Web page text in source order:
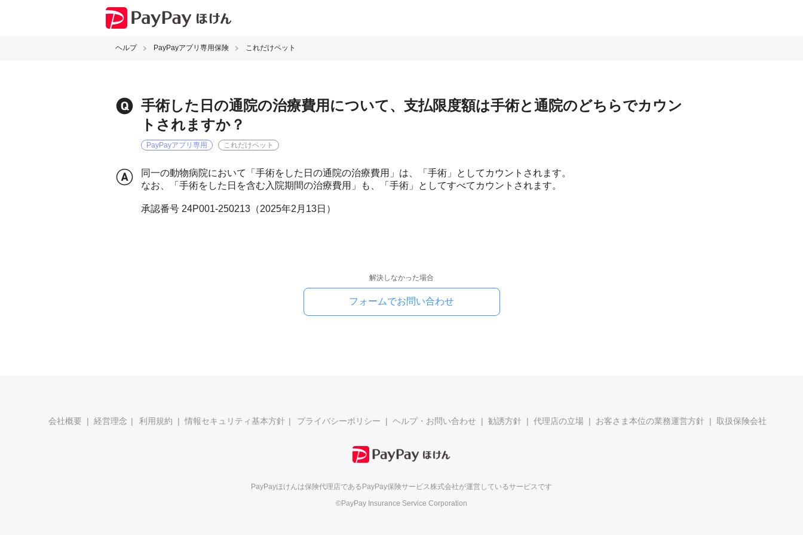
ヘルプ PayPayアプリ専用保険 これだけペット
手術した日の通院の治療費用について、支払限度額は手術と通院のどちらでカウン
トされますか？
PayPayアプリ専用 これだけペット
同一の動物病院において「手術をした日の通院の治療費用」は、「手術」としてカウントされます。
なお、「手術をした日を含む入院期間の治療費用」も、「手術」としてすべてカウントされます。
承認番号 24P001-250213（2025年2月13日）
解決しなかった場合
フォームでお問い合わせ
会社概要 経営理念 利用規約 情報セキュリティ基本方針 プライバシーポリシー ヘルプ・お問い合わせ 勧誘方針 代理店の立場 お客さま本位の業務運営方針 取扱保険会社
PayPayほけんは保険代理店である PayPay保険サービス株式会社が運営しているサービスです
©PayPay Insurance Service Corporation